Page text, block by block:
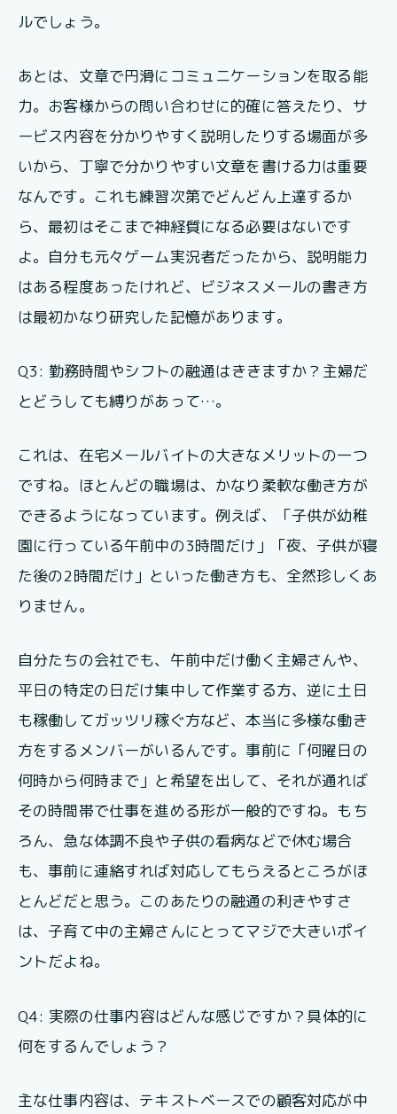
ルでしょう。
あとは、文章で円滑にコミュニケーションを取る能
力。お客様からの問い合わせに的確に答えたり、サ
ービス内容を分かりやすく説明したりする場面が多
いから、丁寧で分かりやすい文章を書ける力は重要
なんです。これも練習次第でどんどん上達するか
ら、最初はそこまで神経質になる必要はないです
よ。自分も元々ゲーム実況者だったから、説明能力
はある程度あったけれど、ビジネスメールの書き方
は最初かなり研究した記憶があります。
Q3: 勤務時間やシフトの融通はききますか？主婦だ
とどうしても縛りがあって…。
これは、在宅メールバイトの大きなメリットの一つ
ですね。ほとんどの職場は、かなり柔軟な働き方が
できるようになっています。例えば、「子供が幼稚
園に行っている午前中の3時間だけ」「夜、子供が寝
た後の2時間だけ」といった働き方も、全然珍しくあ
りません。
自分たちの会社でも、午前中だけ働く主婦さんや、
平日の特定の日だけ集中して作業する方、逆に土日
も稼働してガッツリ稼ぐ方など、本当に多様な働き
方をするメンバーがいるんです。事前に「何曜日の
何時から何時まで」と希望を出して、それが通れば
その時間帯で仕事を進める形が一般的ですね。もち
ろん、急な体調不良や子供の看病などで休む場合
も、事前に連絡すれば対応してもらえるところがほ
とんどだと思う。このあたりの融通の利きやすさ
は、子育て中の主婦さんにとってマジで大きいポイ
ントだよね。
Q4: 実際の仕事内容はどんな感じですか？具体的に
何をするんでしょう？
主な仕事内容は、テキストベースでの顧客対応が中